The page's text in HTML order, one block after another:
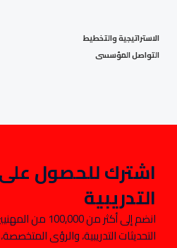
الاستراتيجية والتخطيط
التواصل المؤسسى
اشترك للحصول
التدريبية
انضم إلى أكثر من
التحديثات التدريبية، والرؤى